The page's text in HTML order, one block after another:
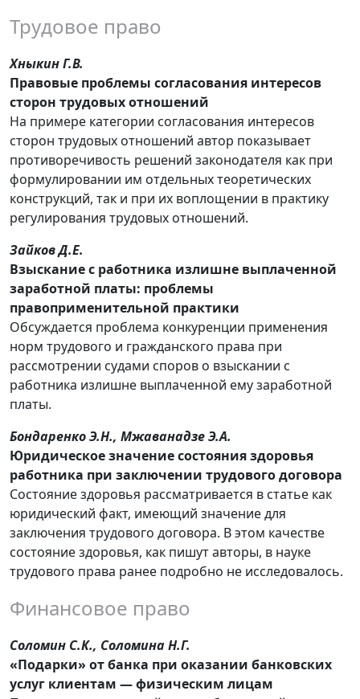
Трудовое право
Хныкин Г.В.
Правовые проблемы согласования интересов
сторон трудовых отношений
На примере категории согласования интересов
сторон трудовых отношений автор показывает
противоречивость решений законодателя как при
формулировании им отдельных теоретических
конструкций, так и при их воплощении в практику
регулирования трудовых отношений.
Зайков Д.Е.
Взыскание с работника излишне выплаченной
заработной платы: проблемы
правоприменительной практики
Обсуждается проблема конкуренции применения
норм трудового и гражданского права при
рассмотрении судами споров о взыскании с
работника излишне выплаченной ему заработной
платы.
Бондаренко Э.Н., Мжаванадзе Э.А.
Юридическое значение состояния здоровья
работника при заключении трудового договора
Состояние здоровья рассматривается в статье как
юридический факт, имеющий значение для
заключения трудового договора. В этом качестве
состояние здоровья, как пишут авторы, в науке
трудового права ранее подробно не исследовалось.
Финансовое право
Соломин С.К., Соломина Н.Г.
«Подарки» от банка при оказании банковских
услуг клиентам — физическим лицам